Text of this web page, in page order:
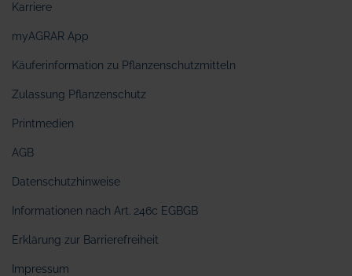
Karriere
myAGRAR App
Käuferinformation zu Pflanzenschutzmitteln
Zulassung Pflanzenschutz
Printmedien
AGB
Datenschutzhinweise
Informationen nach Art. 246c EGBGB
Erklärung zur Barrierefreiheit
Impressum